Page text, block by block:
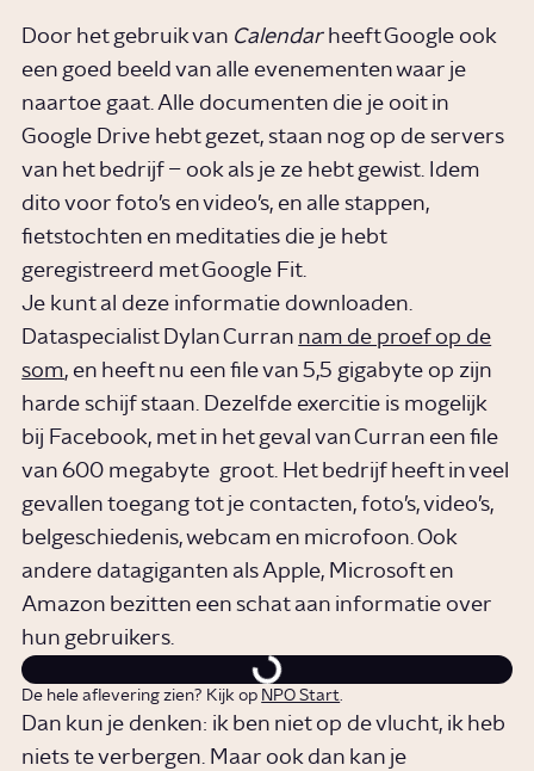
Door het gebruik van Calendarheeft Google ook
een goed beeld van alle evenementen waar je
naartoe gaat. Alle documenten die je ooit in
Google Drive hebt gezet, staan nog op de servers
van het bedrijf – ook als je ze hebt gewist. Idem
dito voor foto’s en video’s, en alle stappen,
fietstochten en meditaties die je hebt
geregistreerd met Google Fit.
Je kunt al deze informatie downloaden.
Dataspecialist Dylan Curran nam de proef op de
som, en heeft nu een file van 5,5 gigabyte op zijn
harde schijf staan. Dezelfde exercitie is mogelijk
bij Facebook, met in het geval van Curran een file
van 600 megabyte groot. Het bedrijf heeft in veel
gevallen toegang tot je contacten, foto’s, video’s,
belgeschiedenis, webcam en microfoon. Ook
andere datagiganten als Apple, Microsoft en
Amazon bezitten een schat aan informatie over
hun gebruikers.
De hele aflevering zien? Kijk op NPO Start.
Dan kun je denken: ik ben niet op de vlucht, ik heb
niets te verbergen. Maar ook dan kan je